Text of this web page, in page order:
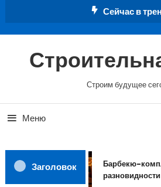
Сейчас в
Строим будущее
Меню
Заголовок
Барбекю-